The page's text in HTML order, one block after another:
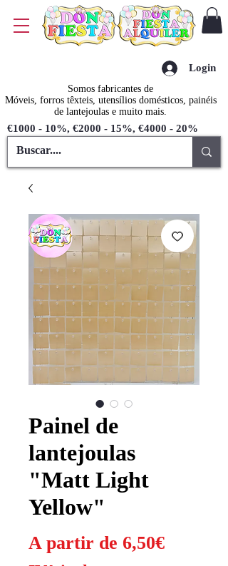
Somos fabricantes de
Móveis, forros têxteis, utensílios domésticos, painéis
de lantejoulas e muito mais.
€1000 - 10%, €2000 - 15%, €4000 - 20%
Login
Painel de
lantejoulas
"Matt Light
Yellow"
A partir de 6,50€Preço